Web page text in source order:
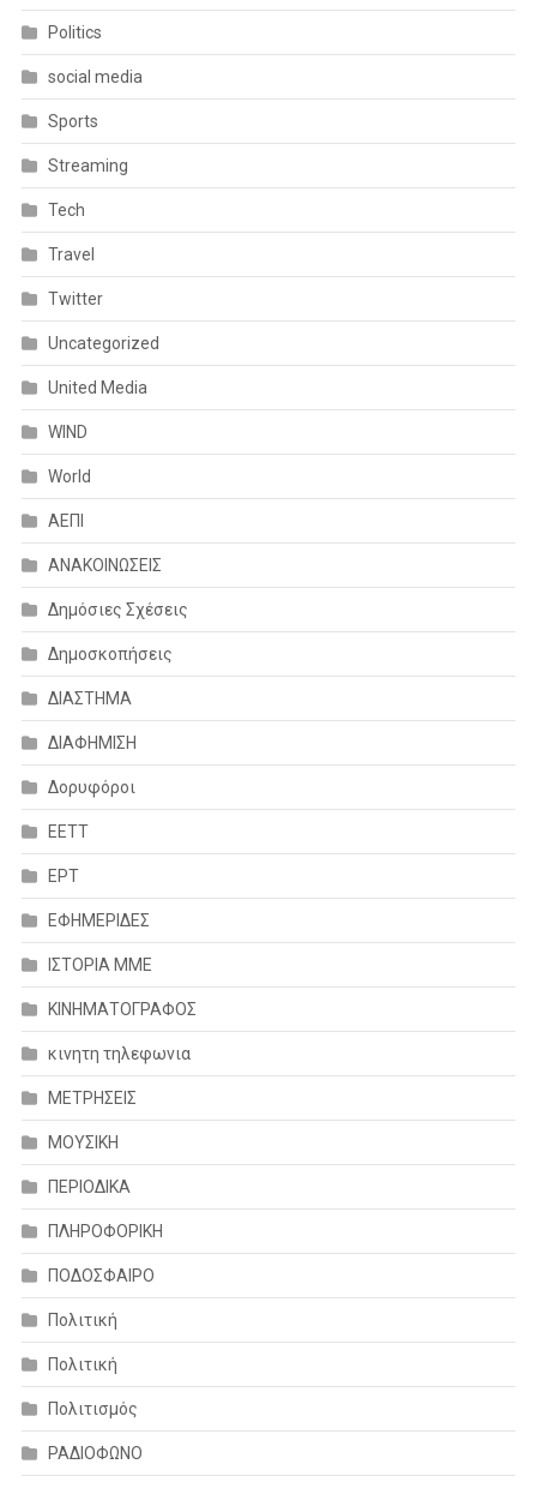
Politics
social media
Sports
Streaming
Tech
Travel
Twitter
Uncategorized
United Media
WIND
World
ΑΕΠΙ
ΑΝΑΚΟΙΝΩΣΕΙΣ
Δημόσιες Σχέσεις
Δημοσκοπήσεις
ΔΙΑΣΤΗΜΑ
ΔΙΑΦΗΜΙΣΗ
Δορυφόροι
ΕΕΤΤ
ΕΡΤ
ΕΦΗΜΕΡΙΔΕΣ
ΙΣΤΟΡΙΑ ΜΜΕ
ΚΙΝΗΜΑΤΟΓΡΑΦΟΣ
κινητη τηλεφωνια
ΜΕΤΡΗΣΕΙΣ
ΜΟΥΣΙΚΗ
ΠΕΡΙΟΔΙΚΑ
ΠΛΗΡΟΦΟΡΙΚΗ
ΠΟΔΟΣΦΑΙΡΟ
Πολιτική
Πολιτική
Πολιτισμός
ΡΑΔΙΟΦΩΝΟ